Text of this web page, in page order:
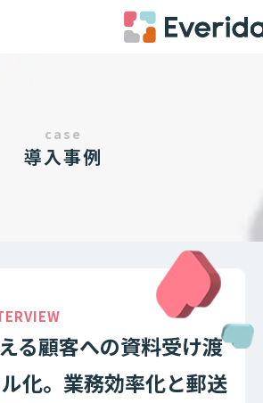
case
導入事例
る顧客への資料受け渡
化。業務効率化と郵送